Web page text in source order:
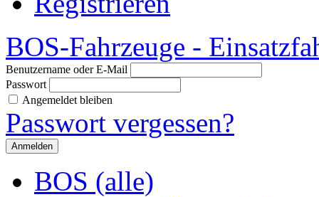
BOS-Fahrzeuge -
Benutzername oder E-Mail
Passwort
Angemeldet bleiben
Passwort vergessen?
BOS (alle)